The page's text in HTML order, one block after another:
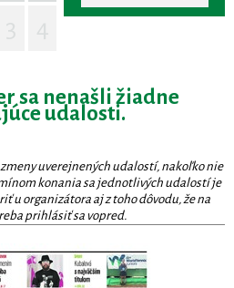
sa nenašli žiadne
udalosti.
uverejnených udalostí, nakoľko nie
konania sa jednotlivých udalostí je
u organizátora aj z toho dôvodu, že na
prihlásiť sa vopred.